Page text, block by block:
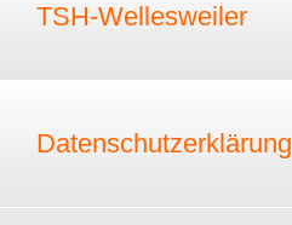
TSH-Wellesweiler
Datenschutzerklärung